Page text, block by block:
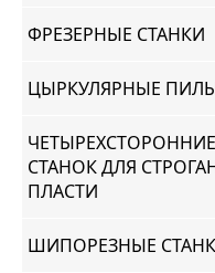
ФРЕЗЕРНЫЕ СТАНКИ
ЦЫРКУЛЯРНЫЕ
СТАНОК ДЛЯ
ПЛАСТИ
ШИПОРЕЗНЫЕ